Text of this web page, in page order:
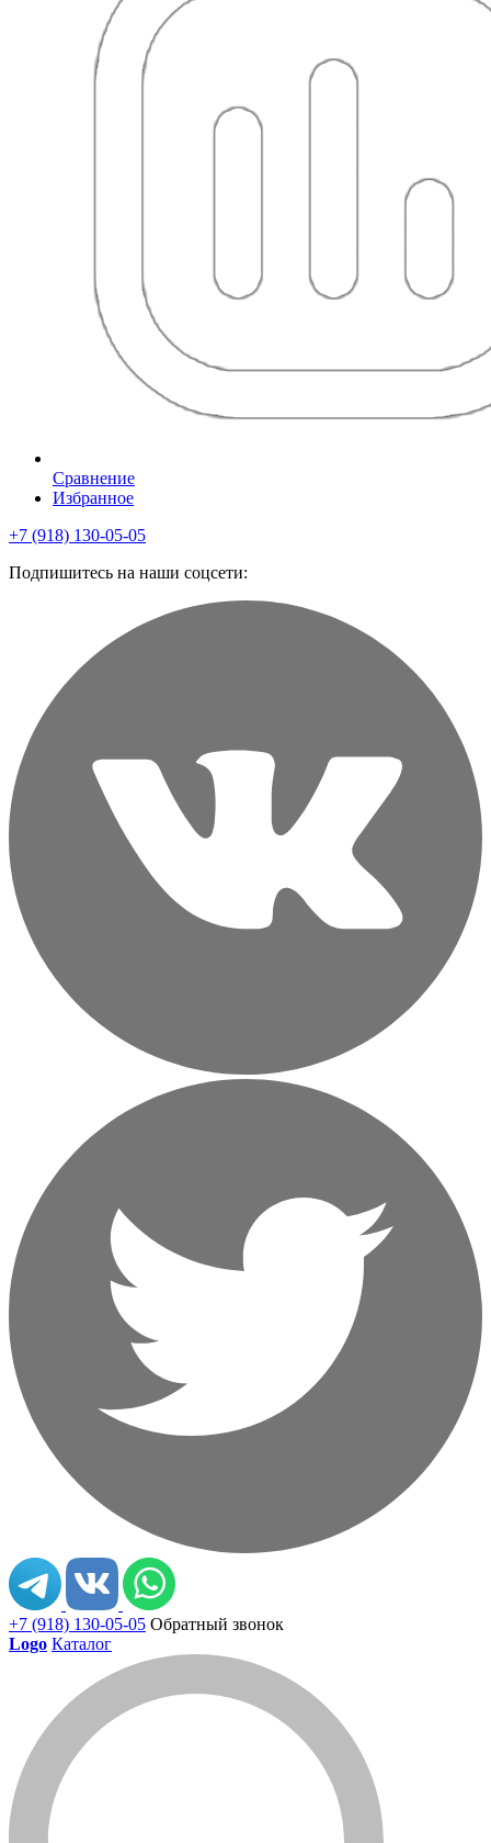
Сравнение
Избранное
+7 (918) 130-05-05
Подпишитесь на наши соцсети:
+7 (918) 130-05-05 Обратный звонок
Logo Каталог